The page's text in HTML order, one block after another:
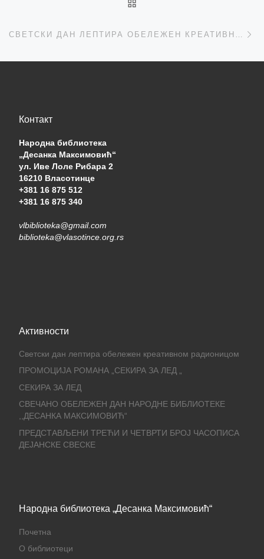
Контакт
Народна библиотека
„Десанка Максимовић“
ул. Иве Лоле Рибара 2
16210 Власотинце
+381 16 875 512
+381 16 875 340
vlbiblioteka@gmail.com
biblioteka@vlasotince.org.rs
Активности
Светски дан лептира обележен креативном радионицом
ПРОМОЦИЈА РОМАНА „СЕКИРА ЗА ЛЕД „
СЕКИРА ЗА ЛЕД
СВЕЧАНО ОБЕЛЕЖЕН ДАН НАРОДНЕ БИБЛИОТЕКЕ
,,ДЕСАНКА МАКСИМОВИЋ“
ПРЕДСТАВЉЕНИ ТРЕЋИ И ЧЕТВРТИ БРОЈ ЧАСОПИСА
ДЕЈАНСКЕ СВЕСКЕ
Народна библиотека „Десанка Максимовић“
Почетна
О библиотеци